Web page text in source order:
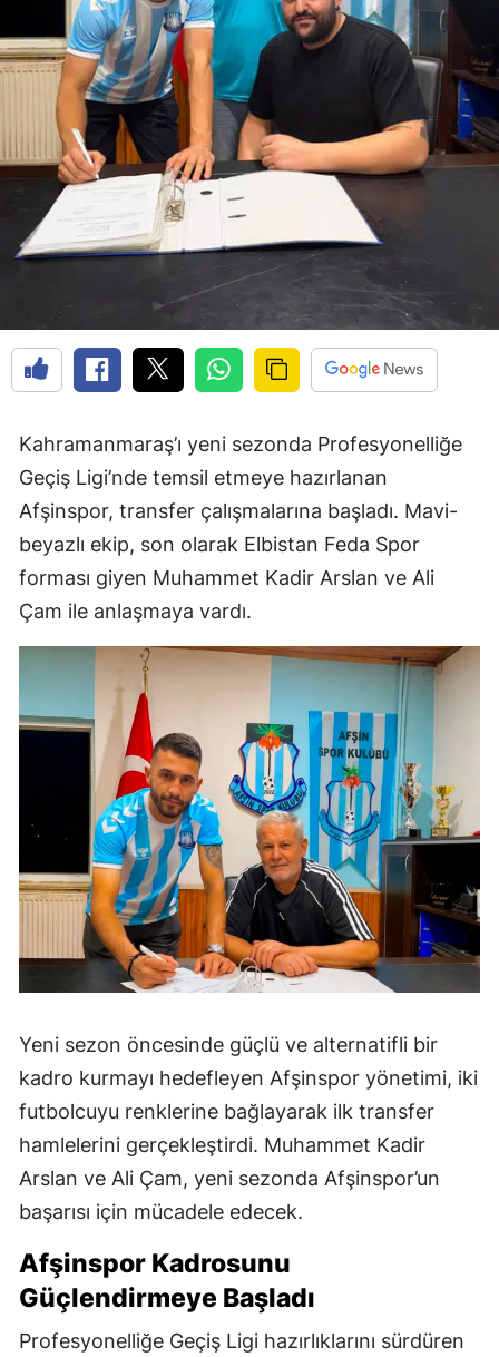
Kahramanmaraş’ı yeni sezonda Profesyonelliğe
Geçiş Ligi’nde temsil etmeye hazırlanan
Afşinspor, transfer çalışmalarına başladı. Mavi-
beyazlı ekip, son olarak Elbistan Feda Spor
forması giyen Muhammet Kadir Arslan ve Ali
Çam ile anlaşmaya vardı.
Yeni sezon öncesinde güçlü ve alternatifli bir
kadro kurmayı hedefleyen Afşinspor yönetimi, iki
futbolcuyu renklerine bağlayarak ilk transfer
hamlelerini gerçekleştirdi. Muhammet Kadir
Arslan ve Ali Çam, yeni sezonda Afşinspor’un
başarısı için mücadele edecek.
Afşinspor Kadrosunu
Güçlendirmeye Başladı
Profesyonelliğe Geçiş Ligi hazırlıklarını sürdüren